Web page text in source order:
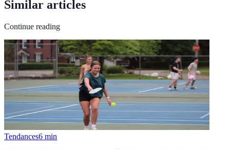
Similar articles
Continue reading
Tendances6 min